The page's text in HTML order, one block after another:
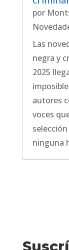
por
Las
negra y
2025
autores
voces
ninguna